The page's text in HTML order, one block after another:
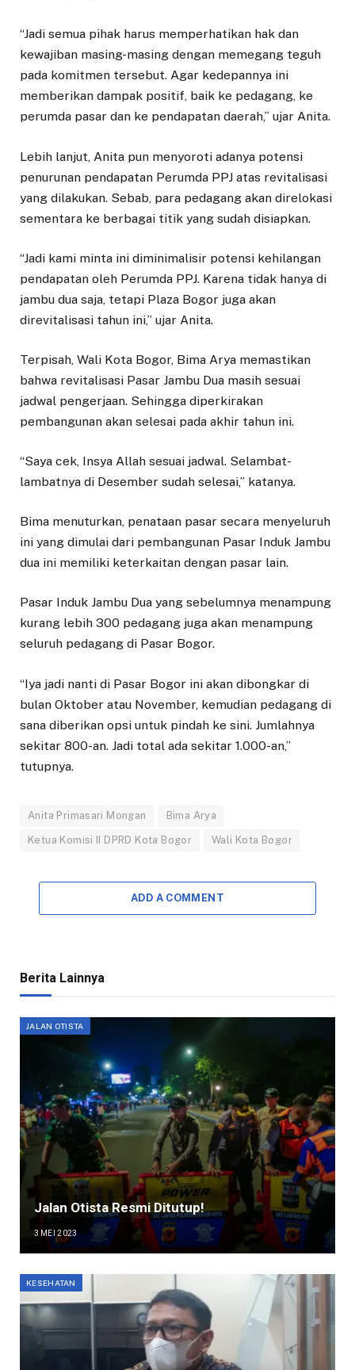
“Jadi semua pihak harus memperhatikan hak dan
kewajiban masing-masing dengan memegang teguh
pada komitmen tersebut. Agar kedepannya ini
memberikan dampak positif, baik ke pedagang, ke
perumda pasar dan ke pendapatan daerah,” ujar Anita.
Lebih lanjut, Anita pun menyoroti adanya potensi
penurunan pendapatan Perumda PPJ atas revitalisasi
yang dilakukan. Sebab, para pedagang akan direlokasi
sementara ke berbagai titik yang sudah disiapkan.
“Jadi kami minta ini diminimalisir potensi kehilangan
pendapatan oleh Perumda PPJ. Karena tidak hanya di
jambu dua saja, tetapi Plaza Bogor juga akan
direvitalisasi tahun ini,” ujar Anita.
Terpisah, Wali Kota Bogor, Bima Arya memastikan
bahwa revitalisasi Pasar Jambu Dua masih sesuai
jadwal pengerjaan. Sehingga diperkirakan
pembangunan akan selesai pada akhir tahun ini.
“Saya cek, Insya Allah sesuai jadwal. Selambat-
lambatnya di Desember sudah selesai,” katanya.
Bima menuturkan, penataan pasar secara menyeluruh
ini yang dimulai dari pembangunan Pasar Induk Jambu
dua ini memiliki keterkaitan dengan pasar lain.
Pasar Induk Jambu Dua yang sebelumnya menampung
kurang lebih 300 pedagang juga akan menampung
seluruh pedagang di Pasar Bogor.
“Iya jadi nanti di Pasar Bogor ini akan dibongkar di
bulan Oktober atau November, kemudian pedagang di
sana diberikan opsi untuk pindah ke sini. Jumlahnya
sekitar 800-an. Jadi total ada sekitar 1.000-an,”
tutupnya.
Anita Primasari Mongan Bima Arya
Ketua Komisi II DPRD Kota Bogor Wali Kota Bogor
ADD A COMMENT
Berita Lainnya
JALAN OTISTA
Jalan Otista Resmi Ditutup!
3 MEI 2023
KESEHATAN